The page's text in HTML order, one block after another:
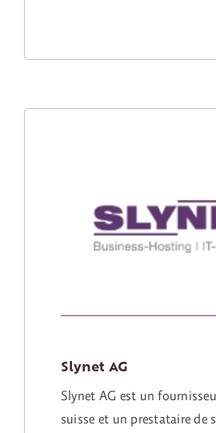
Slynet AG
Slynet AG est un
suisse et un prestataire de